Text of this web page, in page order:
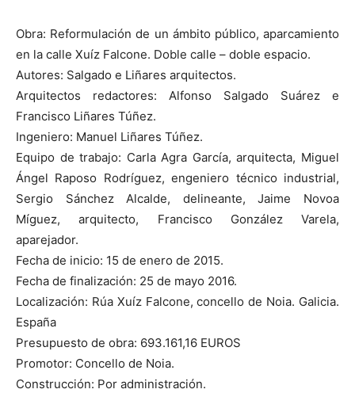
Obra: Reformulación de un ámbito público, aparcamiento
en la calle Xuíz Falcone. Doble calle – doble espacio.
Autores: Salgado e Liñares arquitectos.
Arquitectos redactores: Alfonso Salgado Suárez e
Francisco Liñares Túñez.
Ingeniero: Manuel Liñares Túñez.
Equipo de trabajo: Carla Agra García, arquitecta, Miguel
Ángel Raposo Rodríguez, engeniero técnico industrial,
Sergio Sánchez Alcalde, delineante, Jaime Novoa
Míguez, arquitecto, Francisco González Varela,
aparejador.
Fecha de inicio: 15 de enero de 2015.
Fecha de finalización: 25 de mayo 2016.
Localización: Rúa Xuíz Falcone, concello de Noia. Galicia.
España
Presupuesto de obra: 693.161,16 EUROS
Promotor: Concello de Noia.
Construcción: Por administración.